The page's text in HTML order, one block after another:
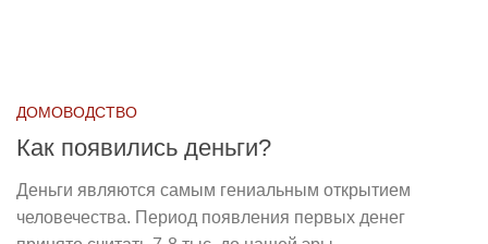
ДОМОВОДСТВО
Как появились деньги?
Деньги являются самым гениальным открытием
человечества. Период появления первых денег